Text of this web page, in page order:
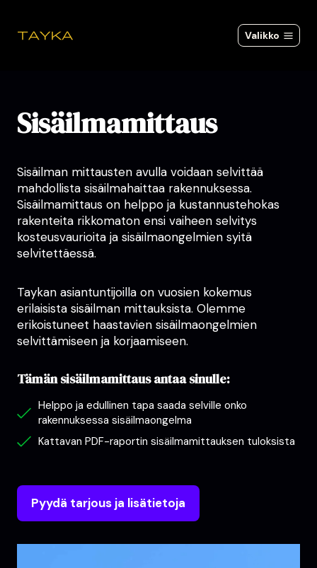
Valikko
Sisäilmamittaus
Sisäilman mittausten avulla voidaan selvittää
mahdollista sisäilmahaittaa rakennuksessa.
Sisäilmamittaus on helppo ja kustannustehokas
rakenteita rikkomaton ensi vaiheen selvitys
kosteusvaurioita ja sisäilmaongelmien syitä
selvitettäessä.
Taykan asiantuntijoilla on vuosien kokemus
erilaisista sisäilman mittauksista. Olemme
erikoistuneet haastavien sisäilmaongelmien
selvittämiseen ja korjaamiseen.
Tämän sisäilmamittaus antaa sinulle:
Helppo ja edullinen tapa saada selville onko
rakennuksessa sisäilmaongelma
Kattavan PDF-raportin sisäilmamittauksen tuloksista
Pyydä tarjous ja lisätietoja